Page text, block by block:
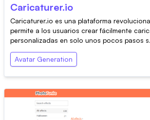
Caricaturer.io
Caricaturer.io es una plataforma
permite a los usuarios crear fácilmente
personalizadas en solo unos pocos pasos
Avatar Generation